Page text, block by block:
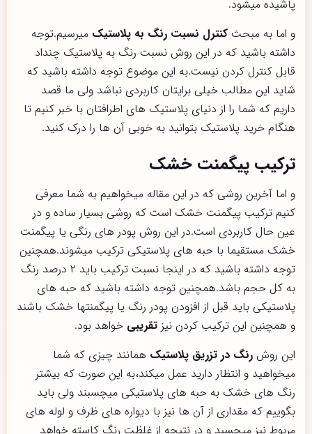
پاشیده میشود.
و اما به مبحث کنترل نسبت رنگ به پلاستیک میرسیم.توجه
داشته باشید که در این روش نسبت رنگ به پلاستیک چنداد
قابل کنترل کردن نیست.به این موضوع توجه داشته باشید که
شاید این مطالب خیلی برایتان کاربردی نباشد ولی ما قصد
داریم که شما را از دنیای پلاستیک های اطرافتان با خبر کنیم تا
هنگام خرید پلاستیک بتوانید به خوبی آن ها را درک کنید.
ترکیب پیگمنت خشک
و اما آخرین روشی که در این مقاله میخواهیم به شما معرفی
کنیم ترکیب پیگمنت خشک است که روشی بسیار ساده و در
عین حال کاربردی است.در این روش پودر های رنگی یا پیگمنت
خشک مستقیما با حبه های پلاستیکی ترکیب میشوند.همچنین
توجه داشته باشید که در اینجا نسبت ترکیب باید ۲ درصد رنگ
به کل حجم باشد.همچنین توجه داشته باشید که حبه های
پلاستیکی باید قبل از افزودن پودر رنگ یا پیگمنتها خشک باشند
و همچنین این ترکیب کردن نیز تقریبی خواهد بود.
این روش رنگ در تزریق پلاستیک همانند چیزی که شما
میخواهید و انتظار دارید عمل میکند،به این صورت که بیشتر
رنگ های خشک به حبه های پلاستیکی میچسبند ولی باید
بگوییم که مقداری از آن ها نیز با دیواره های ظرف و لوله های
مربوط نیز میچسبد و در نتیجه از غلظت رنگ کاسته خواهد